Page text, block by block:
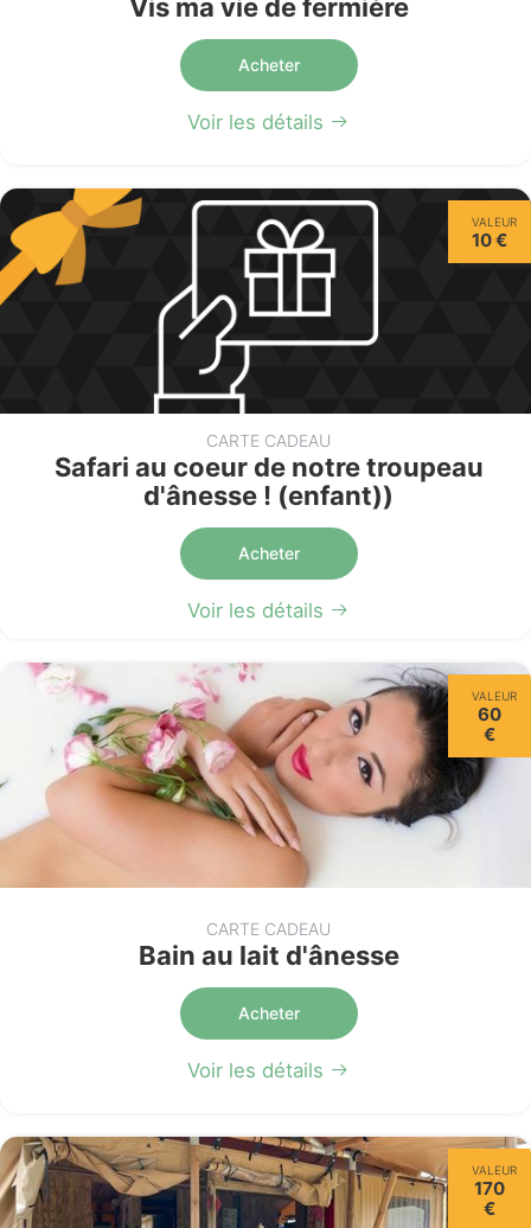
Vis ma vie de fermière
Acheter
Voir les détails
VALEUR
10 €
CARTE CADEAU
Safari au coeur de notre troupeau
d'ânesse ! (enfant))
Acheter
Voir les détails
VALEUR
60
€
CARTE CADEAU
Bain au lait d'ânesse
Acheter
Voir les détails
VALEUR
170
€